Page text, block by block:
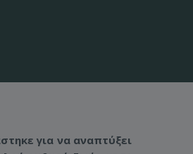
για να αναπτύξει